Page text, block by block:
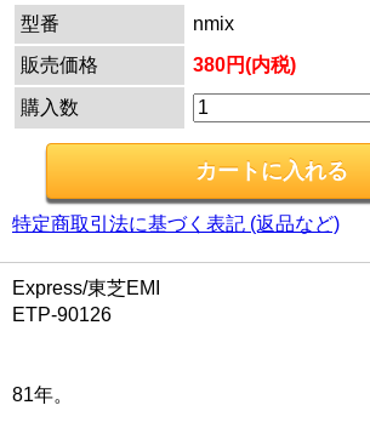
型番
nmix
販売価格
380円(内税)
購入数
特定商取引法に基づく表記 (返品など)
Express/東芝EMI
ETP-90126
81年。